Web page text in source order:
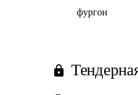
фургон